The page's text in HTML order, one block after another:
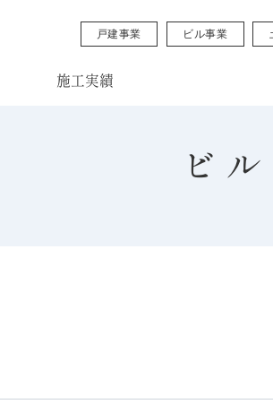
戸建事業 ビル事業
施工実績
ビ